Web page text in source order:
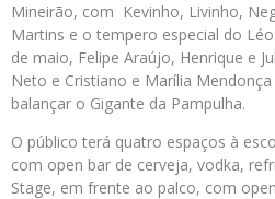
Mineirão, com Kevinho, Livinho,
Martins e o tempero especial do
de maio, Felipe Araújo, Henrique e
Neto e Cristiano e Marília
balançar o Gigante da Pampulha.
O público terá quatro espaços à
com open bar de cerveja, vodka,
Stage, em frente ao palco, com